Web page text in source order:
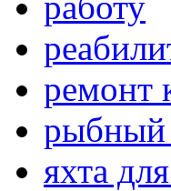
ремонт
рыбный
яхта